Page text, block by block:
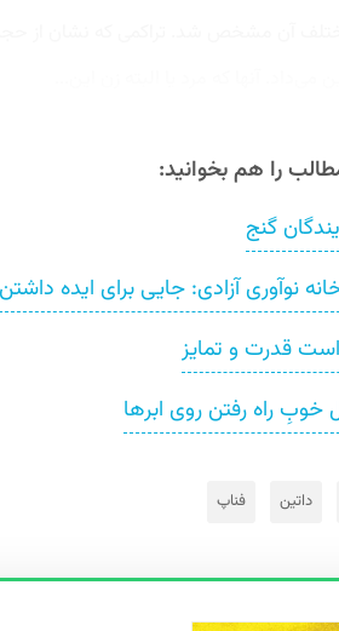
را هم بخوانید:
گنج
نوآوری آزادی: جایی برای ایده داشتن
قدرت و تمایز
خوبِ راه رفتن روی ابرها
داتین فناپ